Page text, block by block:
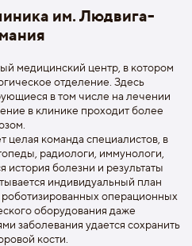
им. Людвига-
медицинский центр, в котором
отделение. Здесь
в том числе на лечении
в клинике проходит более
команда специалистов, в
радиологи, иммунологи,
история болезни и результаты
индивидуальный план
операционных
оборудования даже
заболевания удается сохранить
кости.